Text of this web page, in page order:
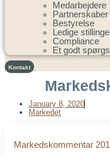
Medarbejdere
Partnerskaber
Bestyrelse
Ledige
Compliance
Et godt
Kontakt
January 8, 2020
Markedet
Markedskommentar